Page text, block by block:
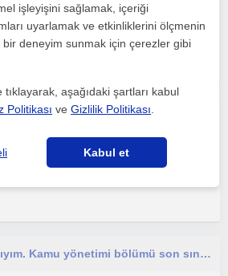
Tarih
Çevrimiçi dersler
Tarih
Çevrimiçi dersler
Tarih dersinde başarlıyım. Kamu yönetimi bölümü son sınıf öğrencisiyim. Ortaokul ve lise düzeyindeki arkadaşlarla ilgileniyorum.
işleyişini sağlamak, içeriği
uyarlamak ve etkinliklerini ölçmenin
bir deneyim sunmak için çerezler gibi
aşağıdaki şartları kabul
Politikası veGizlilik Politikası
Kabul et